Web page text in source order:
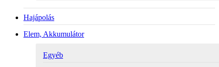
Hajápolás
Elem, Akkumulátor
Egyéb